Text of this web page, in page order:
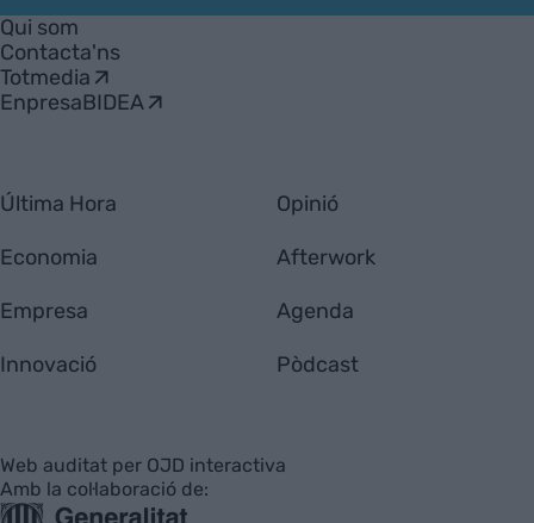
Empresa
Qui som
Contacta'ns
Totmedia
EnpresaBIDEA
Última Hora
Economia
Empresa
Innovació
Opinió
Afterwork
Agenda
Pòdcast
Web auditat per OJD interactiva
Amb la col·laboració de: